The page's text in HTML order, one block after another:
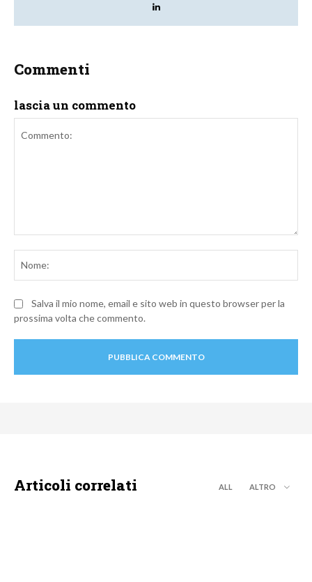
Commenti
lascia un commento
Salva il mio nome, email e sito web in questo browser per la
prossima volta che commento.
Articoli correlati ALL ALTRO